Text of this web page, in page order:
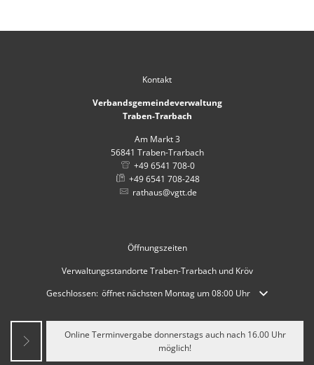
Kontakt
Verbandsgemeindeverwaltung
Traben-Trarbach
Am Markt 3
56841 Traben-Trarbach
+49 6541 708-0
+49 6541 708-248
rathaus@vgtt.de
Öffnungszeiten
Verwaltungsstandorte Traben-Trarbach und Kröv
Klicken, um weitere Öffnungs- oder Schließzeiten auszublenden
Geschlossen: öffnet nächsten Montag um 08:00 Uhr
Online Terminvergabe donnerstags auch nach 16.00 Uhr
möglich!